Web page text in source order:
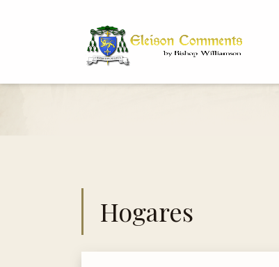
Hogares